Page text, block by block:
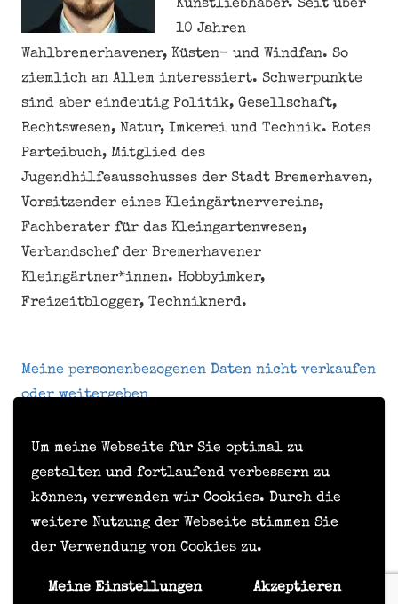
Um meine Webseite für Sie optimal zu
gestalten und fortlaufend verbessern zu
können, verwenden wir Cookies. Durch die
weitere Nutzung der Webseite stimmen Sie
der Verwendung von Cookies zu.
Meine Einstellungen Akzeptieren
Kunstliebhaber. Seit über
10 Jahren
Wahlbremerhavener, Küsten- und Windfan. So
ziemlich an Allem interessiert. Schwerpunkte
sind aber eindeutig Politik, Gesellschaft,
Rechtswesen, Natur, Imkerei und Technik. Rotes
Parteibuch, Mitglied des
Jugendhilfeausschusses der Stadt Bremerhaven,
Vorsitzender eines Kleingärtnervereins,
Fachberater für das Kleingartenwesen,
Verbandschef der Bremerhavener
Kleingärtner*innen. Hobbyimker,
Freizeitblogger, Techniknerd.
Meine personenbezogenen Daten nicht verkaufen
oder weitergeben
Impressum